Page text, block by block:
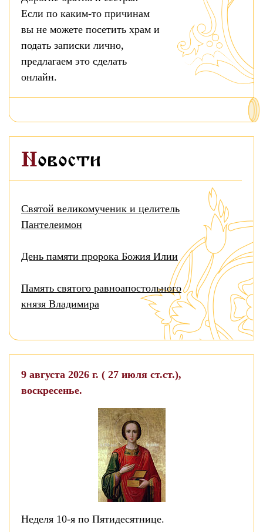
Если по каким-то причинам
вы не можете посетить храм и
подать записки лично,
предлагаем это сделать
онлайн.
Новости
Святой великомученик и целитель
Пантелеимон
День памяти пророка Божия Илии
Память святого равноапостольного
князя Владимира
9 августа 2026 г. ( 27 июля ст.ст.),
воскресенье.
Неделя 10-я по Пятидесятнице.